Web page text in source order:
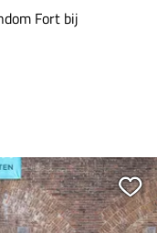
Fort bij